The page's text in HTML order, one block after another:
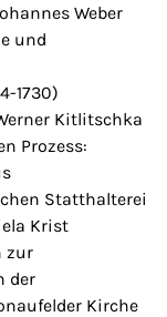
Weber
und
1730)
Kitlitschka
Prozess:
Statthalterei
Krist
zur
der
Kirche